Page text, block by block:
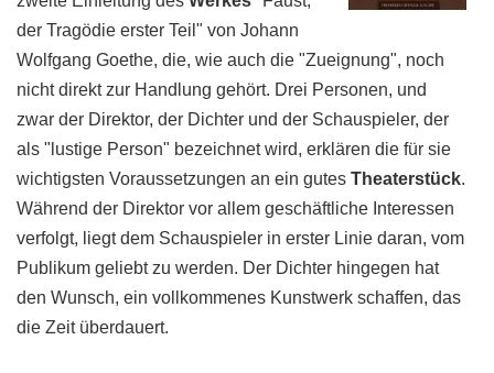
der Tragödie erster Teil" von Johann
Wolfgang Goethe, die, wie auch die "Zueignung", noch
nicht direkt zur Handlung gehört. Drei Personen, und
zwar der Direktor, der Dichter und der Schauspieler, der
als "lustige Person" bezeichnet wird, erklären die für sie
wichtigsten Voraussetzungen an ein gutes Theaterstück.
Während der Direktor vor allem geschäftliche Interessen
verfolgt, liegt dem Schauspieler in erster Linie daran, vom
Publikum geliebt zu werden. Der Dichter hingegen hat
den Wunsch, ein vollkommenes Kunstwerk schaffen, das
die Zeit überdauert.